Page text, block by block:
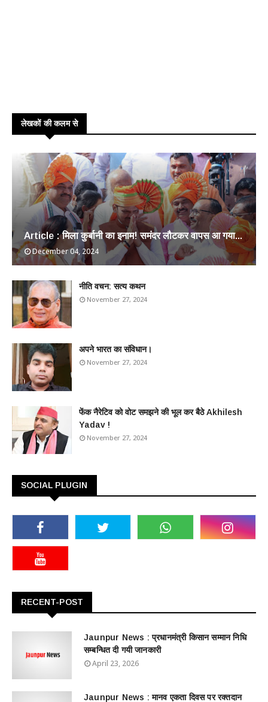
लेखकों की कलम से
Article : मिला कुर्बानी का इनाम! समंदर लौटकर वापस आ गया...
December 04, 2024
​नीति वचन: सत्य कथन
November 27, 2024
अपने भारत का संविधान।
November 27, 2024
फेंक नैरेटिव को वोट समझने की भूल कर बैठे Akhilesh
Yadav !
November 27, 2024
SOCIAL PLUGIN
RECENT-POST
Jaunpur News : ​प्रधानमंत्री किसान सम्मान निधि
सम्बन्धित दी गयी जानकारी
April 23, 2026
Jaunpur News : ​मानव एकता दिवस पर रक्तदान